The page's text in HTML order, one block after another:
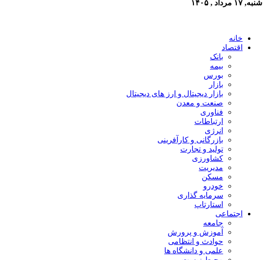
شنبه, ۱۷ مرداد , ۱۴۰۵
خانه
اقتصاد
بانک
بیمه
بورس
بازار
بازار دیجیتال و ارز های دیجیتال
صنعت و معدن
فناوری
ارتباطات
انرژی
بازرگانی و کارآفرینی
تولید و تجارت
کشاورزی
مدیریت
مسکن
خودرو
سرمایه گذاری
استارتاپ
اجتماعی
جامعه
آموزش و پرورش
حوادث و انتظامی
علمی و دانشگاه ها